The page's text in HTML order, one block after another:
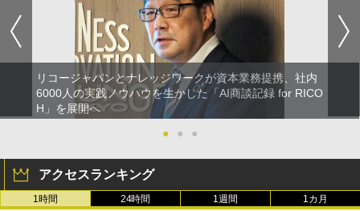
リコージャパンとナレッジワークが資本業務提携、社内
6000人の実践ノウハウを生かした「AI商談記録 for RICO
H」を展開へ
●
● ●
アクセスランキング
1時間 24時間 1週間 1カ月